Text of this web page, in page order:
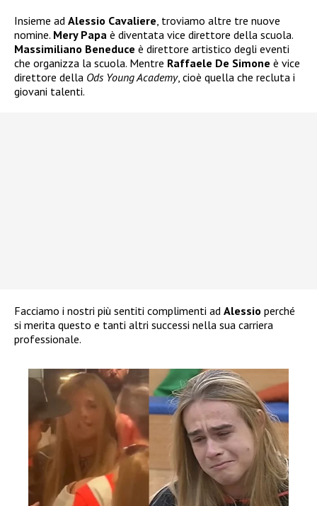
Insieme ad Alessio Cavaliere , troviamo altre tre nuove
nomine. Mery Papa è diventata vice direttore della scuola.
Massimiliano Beneduce è direttore artistico degli eventi
che organizza la scuola. Mentre Raffaele De Simone è vice
direttore della Ods Young Academy, cioè quella che recluta i
giovani talenti.
Facciamo i nostri più sentiti complimenti ad Alessio perché
si merita questo e tanti altri successi nella sua carriera
professionale.